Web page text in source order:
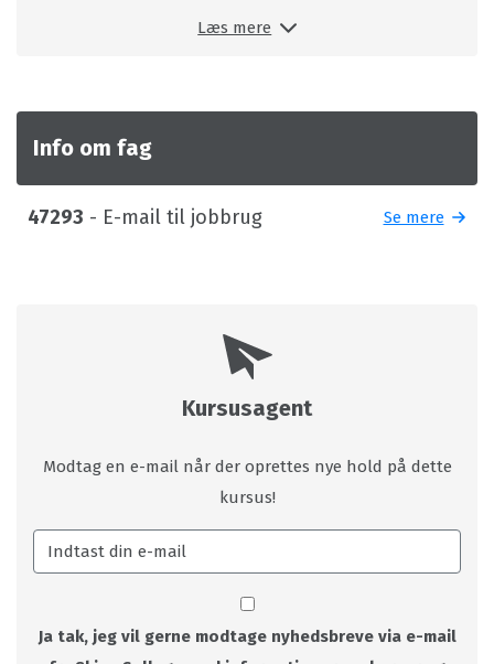
Læs mere
Info om fag
47293 - E-mail til jobbrug Se mere
Kursusagent
Modtag en e-mail når der oprettes nye hold på dette
kursus!
Ja tak, jeg vil gerne modtage nyhedsbreve via e-mail